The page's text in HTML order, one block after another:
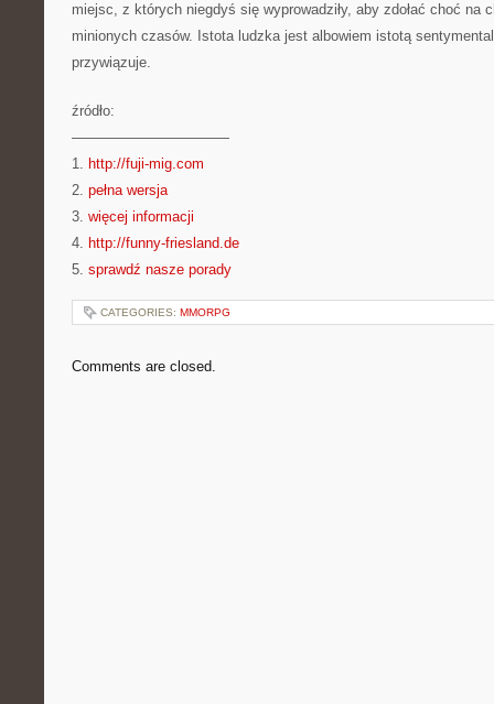
miejsc, z których niegdyś się wyprowadziły, aby zdołać choć na
minionych czasów. Istota ludzka jest albowiem istotą
przywiązuje.
źródło:
———————————
1. http://fuji-mig.com
2. pełna wersja
3. więcej informacji
4. http://funny-friesland.de
5. sprawdź nasze porady
CATEGORIES: MMORPG
Comments are closed.